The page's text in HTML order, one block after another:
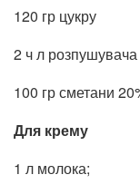
120 гр цукру
2 ч л розпушувача
100 гр сметани
Для крему
1 л молока;